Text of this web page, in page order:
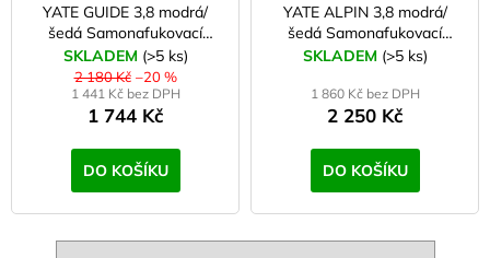
YATE GUIDE 3,8 modrá/
šedá Samonafukovací
karimatka
SKLADEM (>5 ks)
2 180 Kč –20 %
1 441 Kč bez DPH
1 744 Kč
DO KOŠÍKU
YATE ALPIN 3,8 modrá/
šedá Samonafukovací
karimatka
SKLADEM (>5 ks)
1 860 Kč bez DPH
2 250 Kč
DO KOŠÍKU